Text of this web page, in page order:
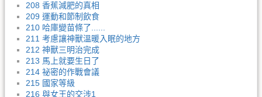
208 香蕉減肥的真相
209 運動和節制飲食
210 哈庫變苗條了......
211 考慮讓神獸溫暖入眠的地方
212 神獸三明治完成
213 馬上就要生日了
214 祕密的作戰會議
215 國家等級
216 與女王的交涉1